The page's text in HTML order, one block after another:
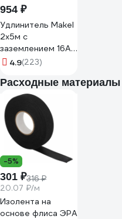
954 ₽
Удлинитель Makel
2х5м с
заземлением 16А
IP20 MGP114
4.9(223)
Расходные материалы
-5%
301 ₽316 ₽
20.07 ₽/м
Изолента на
основе флиса ЭРА